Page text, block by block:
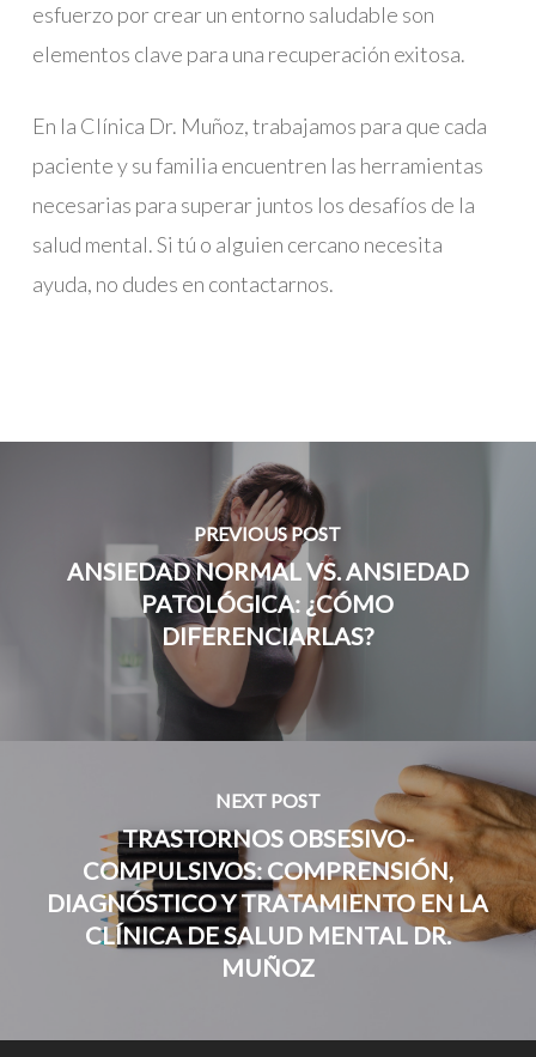
esfuerzo por crear un entorno saludable son
elementos clave para una recuperación exitosa.
En la Clínica Dr. Muñoz, trabajamos para que cada
paciente y su familia encuentren las herramientas
necesarias para superar juntos los desafíos de la
salud mental. Si tú o alguien cercano necesita
ayuda, no dudes en contactarnos.
PREVIOUS POST
ANSIEDAD NORMAL VS. ANSIEDAD
PATOLÓGICA: ¿CÓMO
DIFERENCIARLAS?
NEXT POST
TRASTORNOS OBSESIVO-
COMPULSIVOS: COMPRENSIÓN,
DIAGNÓSTICO Y TRATAMIENTO EN LA
CLÍNICA DE SALUD MENTAL DR.
MUÑOZ